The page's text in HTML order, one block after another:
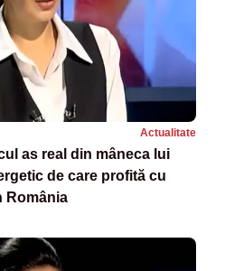
Actualitate
as real din mâneca lui
de care profită cu
România